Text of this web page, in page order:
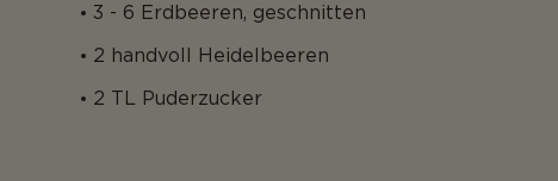
3 - 6 Erdbeeren, geschnitten
2 handvoll Heidelbeeren
2 TL Puderzucker